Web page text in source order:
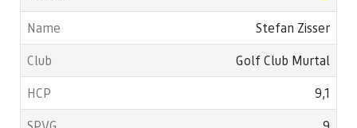
Stefan Zisser
Golf Club Murtal
9,1